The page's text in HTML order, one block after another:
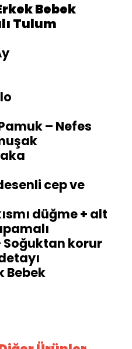
Bebek
Tulum
– Nefes
cep ve
düğme + alt
Soğuktan korur
Bebek